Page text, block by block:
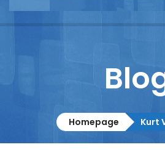
Columnistas
Contacto
Homepage Kurt